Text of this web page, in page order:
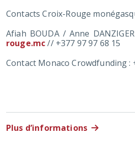
Contacts Croix-Rouge
Afiah BOUDA / Anne
rouge.mc// +377 97 97 68 15
Contact Monaco Crowdfunding :
Plus d’informations